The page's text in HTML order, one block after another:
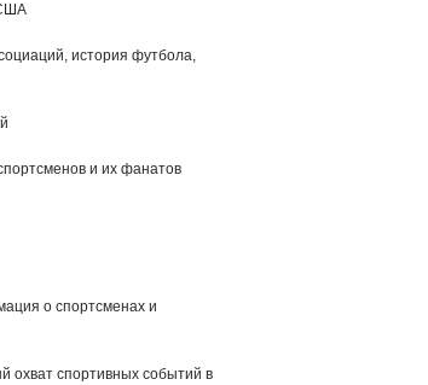
история футбола,
и их фанатов
о спортсменах и
охват спортивных событий в